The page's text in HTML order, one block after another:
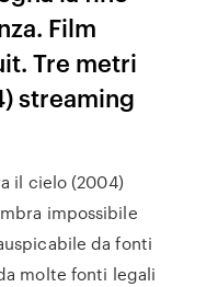
Film
Tre metri
streaming
il cielo (2004)
impossibile
da fonti
molte fonti legali